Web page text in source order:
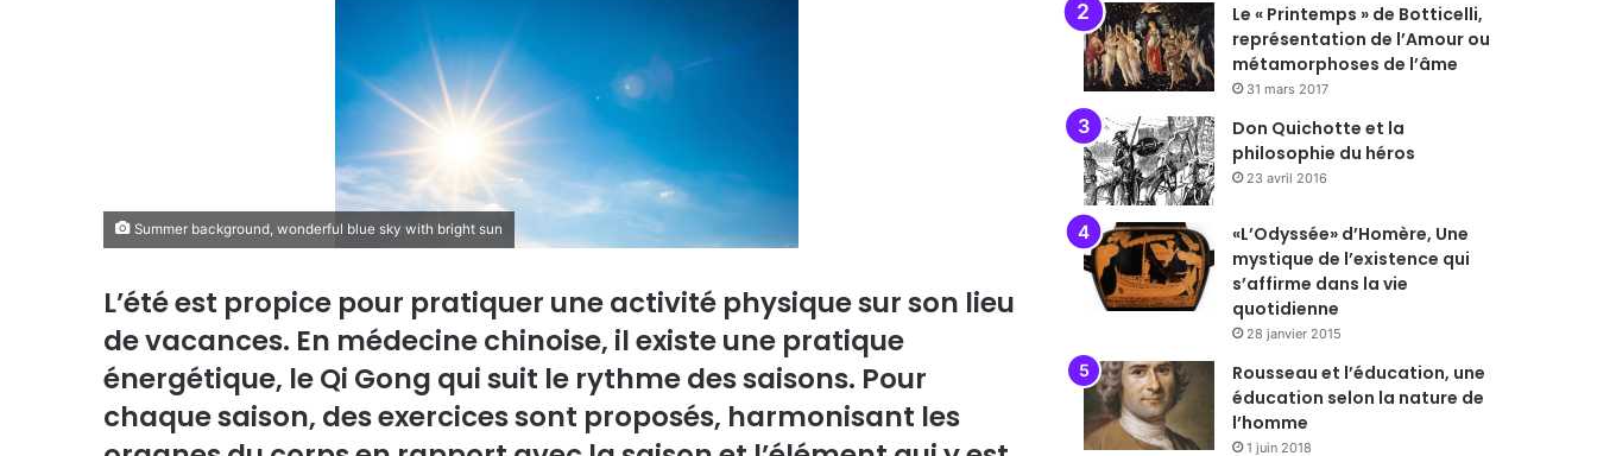
Summer background, wonderful blue sky with bright sun
L’été est propice pour pratiquer une activité physique sur son lieu
de vacances. En médecine chinoise, il existe une pratique
énergétique, le Qi Gong qui suit le rythme des saisons. Pour
chaque saison, des exercices sont proposés, harmonisant les
Le « Printemps » de Botticelli,
représentation de l’Amour ou
métamorphoses de l’âme
31 mars 2017
Don Quichotte et la
philosophie du héros
23 avril 2016
«L’Odyssée» d’Homère, Une
mystique de l’existence qui
s’affirme dans la vie
quotidienne
28 janvier 2015
Rousseau et l’éducation, une
éducation selon la nature de
l’homme
1 juin 2018